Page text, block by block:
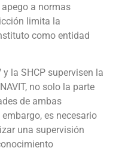
a normas
limita la
como entidad
la SHCP supervisen la
no solo la parte
de ambas
es necesario
una supervisión